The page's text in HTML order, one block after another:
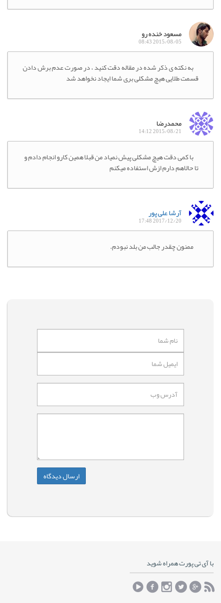
مسعود خنده رو
2015/08/05 08:43
به نکته ی ذکر شده در مقاله دقت کنید ، در صورت عدم برش دادن
قسمت طلایی هیچ مشکلی بری شما ایجاد نخواهد شد
محمدرضا
2015/08/21 14:12
با کمی دقت هیچ مشکلی پیش نمیاد من قبلا همین کارو انجام دادم و
تا حالاهم دارم ازش استفاده میکنم
آرشا علی پور
2017/12/20 17:48
ممنون چقدر جالب من بلد نبودم.
با آی تی پورت همراه شوید